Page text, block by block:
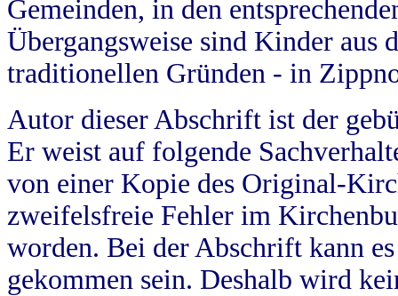
Gemeinden, in den
Übergangsweise sind Kinder aus
traditionellen Gründen - in
Autor dieser Abschrift ist der
Er weist auf folgende
von einer Kopie des Original-
zweifelsfreie Fehler im
worden. Bei der Abschrift kann
gekommen sein. Deshalb wird